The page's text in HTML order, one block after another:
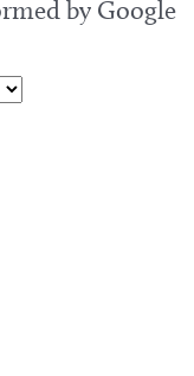
by Google